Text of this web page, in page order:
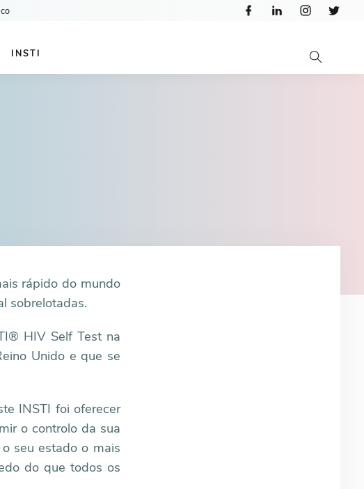
INSTI
rápido do mundo
sobrelotadas.
HIV Self Test na
Unido e que se
INSTI foi oferecer
o controlo da sua
seu estado o mais
do que todos os